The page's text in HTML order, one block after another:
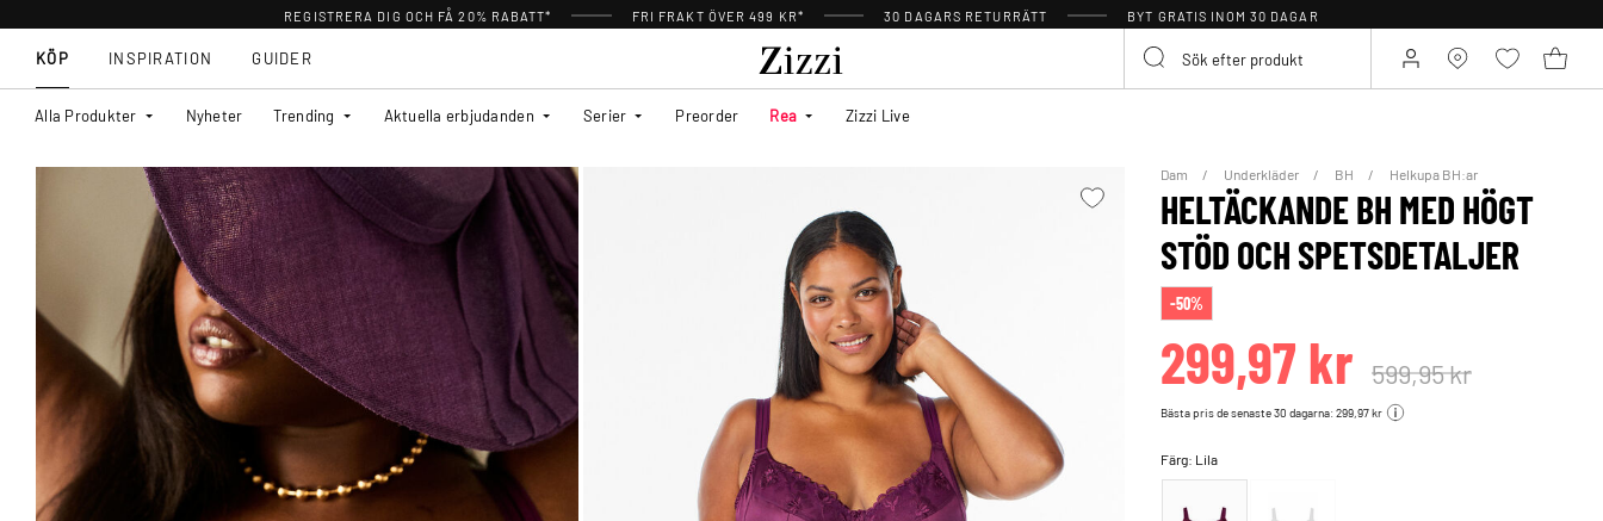
REGISTRERA DIG OCH FÅ 20% RABATT* FRI FRAKT ÖVER 499 KR* 30 DAGARS RETURRÄTT BYT GRATIS INOM 30 DAGAR
KÖP
Alla Produkter Nyheter Trending Aktuella erbjudanden Serier Preorder Rea Zizzi Live
INSPIRATION GUIDER
Dam Underkläder BH Helkupa BH:ar
HELTÄCKANDE BH MED HÖGT
STÖD OCH SPETSDETALJER
-50%
299,97 kr 599,95 kr
Bästa pris de senaste 30 dagarna: 299,97 kr
Färg: Lila